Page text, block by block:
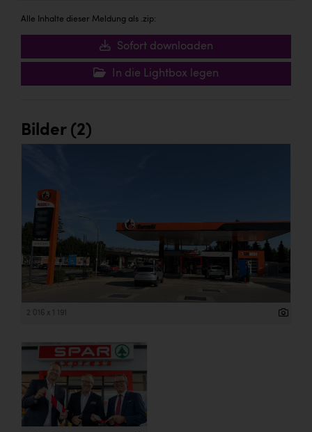
Alle Inhalte dieser Meldung als .zip:
Sofort downloaden
In die Lightbox legen
Bilder (2)
2 016 x 1 191